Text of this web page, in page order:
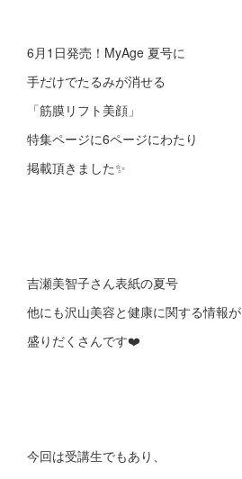
6月1日発売！MyAge 夏号に
手だけでたるみが消せる
「筋膜リフト美顔」
特集ページに6ページにわたり
掲載頂きました✨
吉瀬美智子さん表紙の夏号
他にも沢山美容と健康に関する情報が
盛りだくさんです❤️
今回は受講生でもあり、